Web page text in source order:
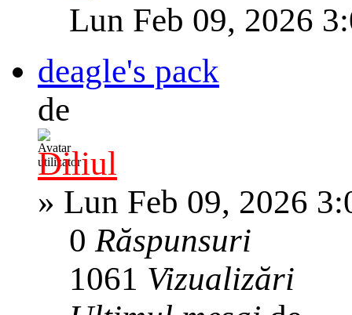
Lun Feb 09, 2026
deagle's pack
de
Diliul
» Lun Feb 09, 2026
0Răspunsuri
1061 Vizualizări